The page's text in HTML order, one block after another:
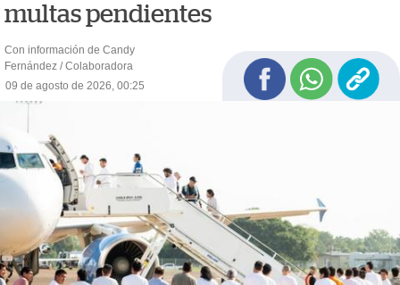
multas pendientes
Con información de Candy
Fernández / Colaboradora
09 de agosto de 2026, 00:25